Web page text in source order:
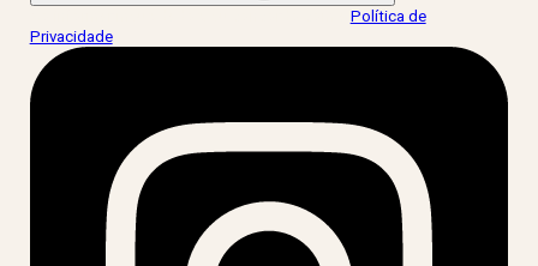
Política de
Privacidade.